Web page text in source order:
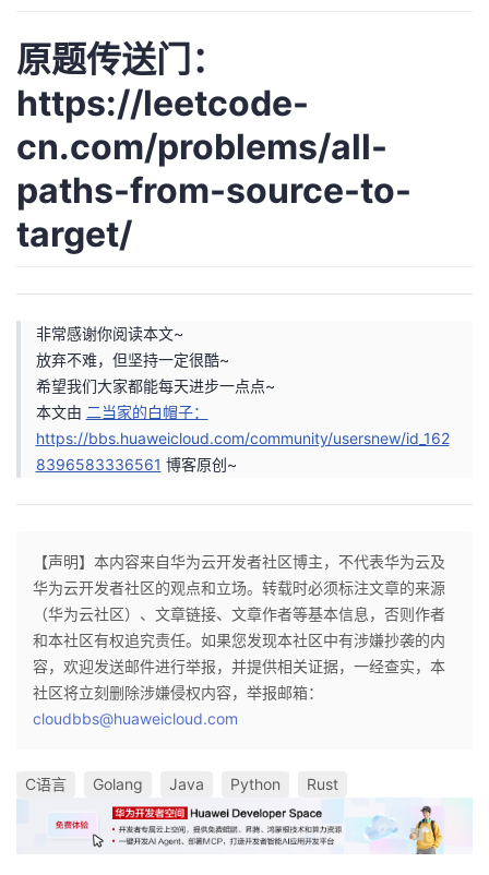
原题传送门：
https://leetcode-
cn.com/problems/all-
paths-from-source-to-
target/
非常感谢你阅读本文~
放弃不难，但坚持一定很酷~
希望我们大家都能每天进步一点点~
本文由 二当家的白帽子：
https://bbs.huaweicloud.com/community/usersnew/id_162
8396583336561 博客原创~
【声明】本内容来自华为云开发者社区博主，不代表华为云及
华为云开发者社区的观点和立场。转载时必须标注文章的来源
（华为云社区）、文章链接、文章作者等基本信息，否则作者
和本社区有权追究责任。如果您发现本社区中有涉嫌抄袭的内
容，欢迎发送邮件进行举报，并提供相关证据，一经查实，本
社区将立刻删除涉嫌侵权内容，举报邮箱：
cloudbbs@huaweicloud.com
C语言 Golang Java Python Rust